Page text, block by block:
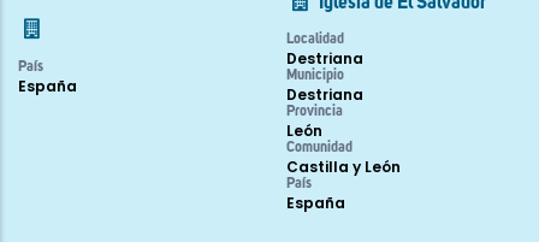
País
España
Iglesia de El Salvador
Localidad
Destriana
Municipio
Destriana
Provincia
León
Comunidad
Castilla y León
País
España